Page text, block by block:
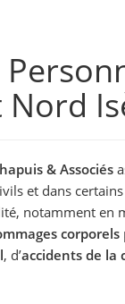
Nord
& Associés
et dans
notamment en
corporels
, d’accidents de la